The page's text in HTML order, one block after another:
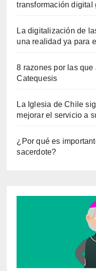
transformación digital
La digitalización de
una realidad ya para
8 razones por las que
Catequesis
La Iglesia de Chile
mejorar el servicio a
¿Por qué es
sacerdote?